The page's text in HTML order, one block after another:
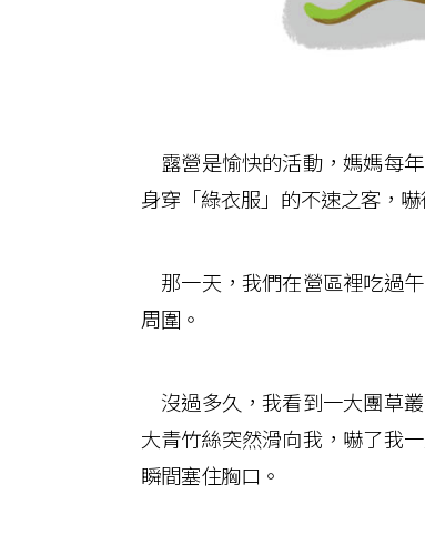
露營是愉快的活動，媽媽每
身穿「綠衣服」的不速之客，嚇
那一天，我們在營區裡吃過
周圍。
沒過多久，我看到一大團草
大青竹絲突然滑向我，嚇了我
瞬間塞住胸口。